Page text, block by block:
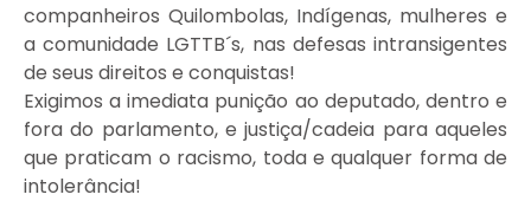
companheiros Quilombolas, Indígenas, mulheres e
a comunidade LGTTB´s, nas defesas intransigentes
de seus direitos e conquistas!
Exigimos a imediata punição ao deputado, dentro e
fora do parlamento, e justiça/cadeia para aqueles
que praticam o racismo, toda e qualquer forma de
intolerância!